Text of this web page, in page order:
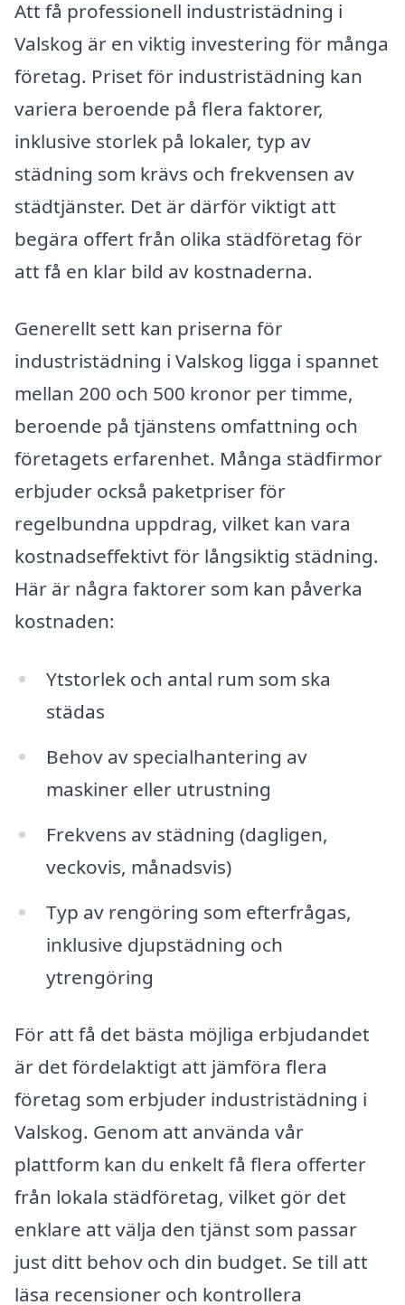
Att få professionell industristädning i
Valskog är en viktig investering för många
företag. Priset för industristädning kan
variera beroende på flera faktorer,
inklusive storlek på lokaler, typ av
städning som krävs och frekvensen av
städtjänster. Det är därför viktigt att
begära offert från olika städföretag för
att få en klar bild av kostnaderna.
Generellt sett kan priserna för
industristädning i Valskog ligga i spannet
mellan 200 och 500 kronor per timme,
beroende på tjänstens omfattning och
företagets erfarenhet. Många städfirmor
erbjuder också paketpriser för
regelbundna uppdrag, vilket kan vara
kostnadseffektivt för långsiktig städning.
Här är några faktorer som kan påverka
kostnaden:
Ytstorlek och antal rum som ska
städas
Behov av specialhantering av
maskiner eller utrustning
Frekvens av städning (dagligen,
veckovis, månadsvis)
Typ av rengöring som efterfrågas,
inklusive djupstädning och
ytrengöring
För att få det bästa möjliga erbjudandet
är det fördelaktigt att jämföra flera
företag som erbjuder industristädning i
Valskog. Genom att använda vår
plattform kan du enkelt få flera offerter
från lokala städföretag, vilket gör det
enklare att välja den tjänst som passar
just ditt behov och din budget. Se till att
läsa recensioner och kontrollera